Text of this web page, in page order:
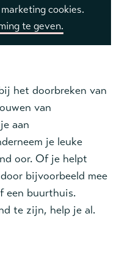
cookies.
te geven.
het doorbreken van
van
aan
je leuke
oor. Of je helpt
bijvoorbeeld mee
een buurthuis.
te zijn, help je al.